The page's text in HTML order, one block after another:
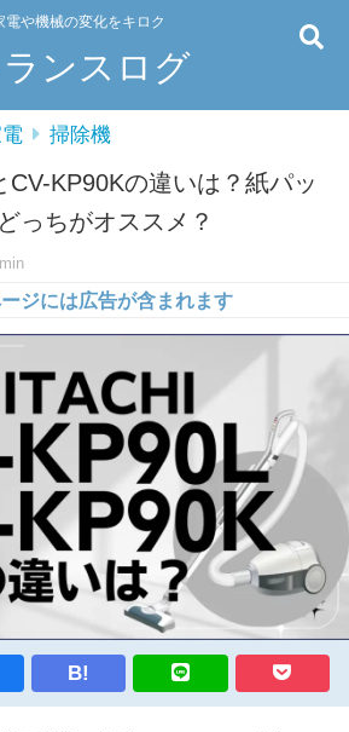
電や機械の変化をキロク
ランスログ
掃除機
CV-KP90Kの違いは？紙パッ
っちがオススメ？
B!